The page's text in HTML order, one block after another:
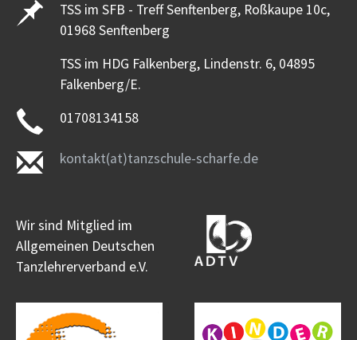
TSS im SFB - Treff Senftenberg, Roßkaupe 10c,
01968 Senftenberg
TSS im HDG Falkenberg, Lindenstr. 6, 04895
Falkenberg/E.
01708134158
kontakt(at)tanzschule-scharfe.de
Wir sind Mitglied im
Allgemeinen Deutschen
Tanzlehrerverband e.V.